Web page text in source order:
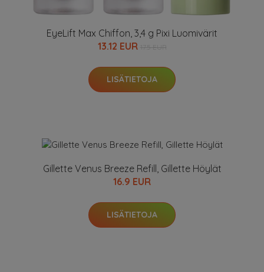
EyeLift Max Chiffon, 3,4 g Pixi Luomivärit
13.12 EUR
LISÄTIETOJA
Gillette Venus Breeze Refill, Gillette Höylät
16.9 EUR
LISÄTIETOJA